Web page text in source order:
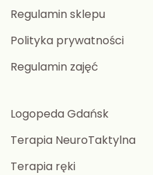
Regulamin sklepu
Polityka prywatności
Regulamin zajęć
Logopeda Gdańsk
Terapia NeuroTaktylna
Terapia ręki